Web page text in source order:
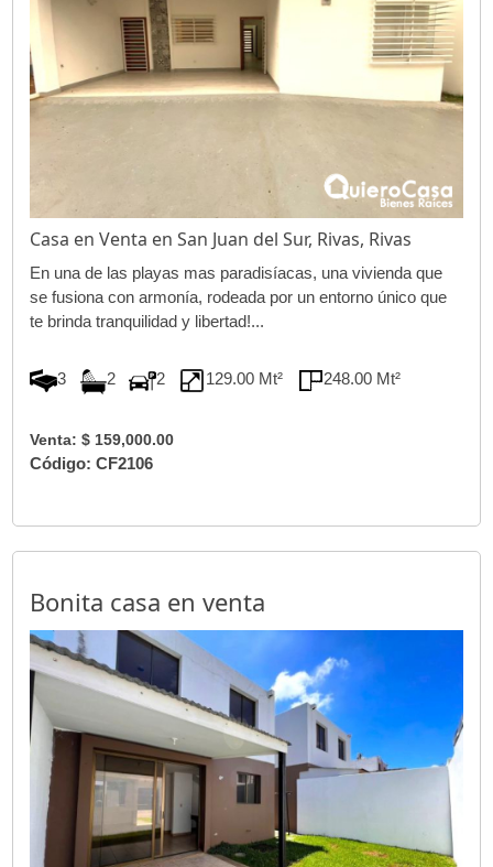
Casa en Venta en San Juan del Sur, Rivas, Rivas
En una de las playas mas paradisíacas, una vivienda que
se fusiona con armonía, rodeada por un entorno único que
te brinda tranquilidad y libertad!...
3 2 2 129.00 Mt² 248.00 Mt²
Venta: $ 159,000.00
Código: CF2106
Bonita casa en venta